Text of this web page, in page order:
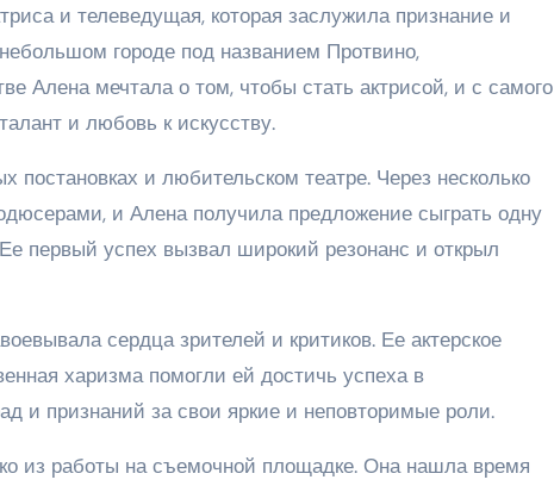
и телеведущая, которая заслужила признание и
городе под названием Протвино,
Алена мечтала о том, чтобы стать актрисой, и с самого
и любовь к искусству.
и любительском театре. Через несколько
и Алена получила предложение сыграть одну
первый успех вызвал широкий резонанс и открыл
сердца зрителей и критиков. Ее актерское
харизма помогли ей достичь успеха в
и признаний за свои яркие и неповторимые роли.
из работы на съемочной площадке. Она нашла время